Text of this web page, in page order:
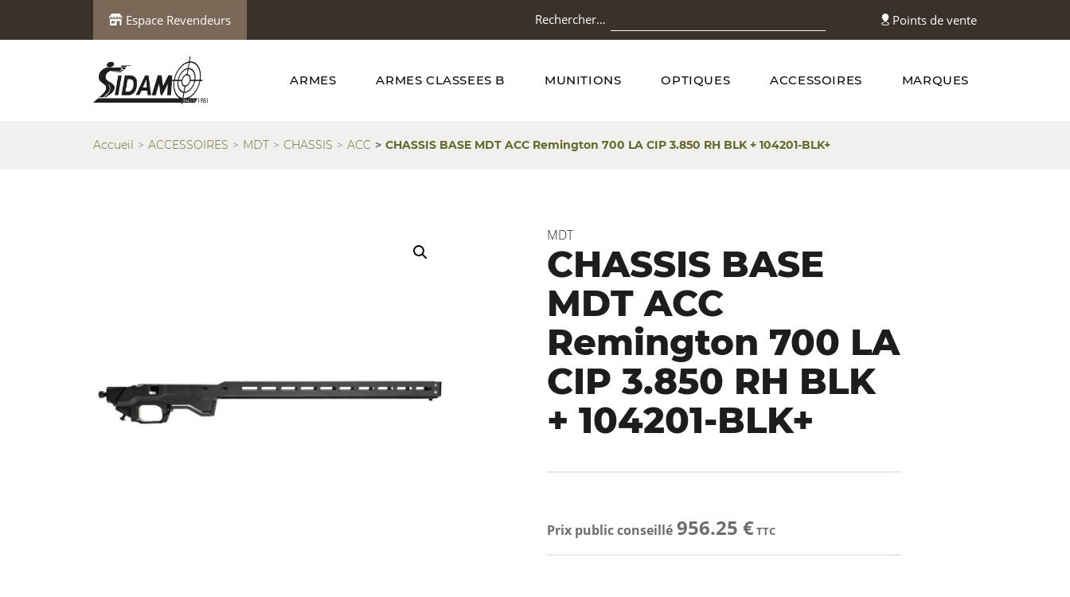
Espace Revendeurs Rechercher… Points de vente
ARMES ARMES CLASSEES B MUNITIONS OPTIQUES ACCESSOIRES MARQUES
Accueil ACCESSOIRES MDT CHASSIS ACC CHASSIS BASE MDT ACC Remington 700 LA CIP 3.850 RH BLK + 104201-BLK+
MDT
CHASSIS BASE
MDT ACC
Remington 700 LA
CIP 3.850 RH BLK
+ 104201-BLK+
Prix public conseillé 956.25 €TTC